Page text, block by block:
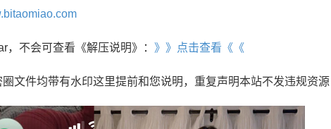
不会可查看《解压说明》： 》》点击查看《《
文件均带有水印这里提前和您说明，重复声明本站不发违规资源